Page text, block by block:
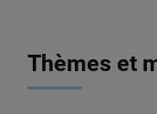
Thèmes et